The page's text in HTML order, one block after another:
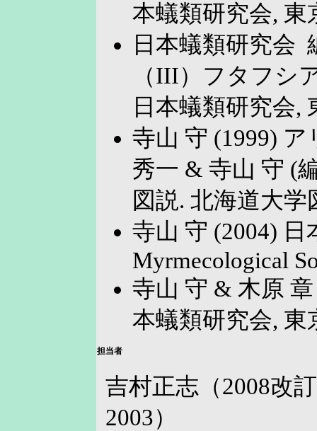
本蟻類研究会, 東
日本蟻類研究会
（III）フタフシ
日本蟻類研究会,
寺山 守 (1999) ア
秀一 & 寺山 守 (
図説. 北海道大
寺山 守 (2004) 日
Myrmecological
寺山 守 & 木原
本蟻類研究会, 東
担当者
吉村正志（2008改
2003）